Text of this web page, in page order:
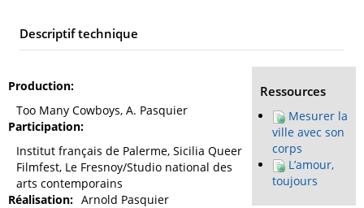
Descriptif technique
Production
Too Many Cowboys, A. Pasquier
Participation
Institut français de Palerme, Sicilia Queer
Filmfest, Le Fresnoy/Studio national des
arts contemporains
Réalisation
Arnold Pasquier
Ressources
Mesurer la
ville avec son
corps
L’amour,
toujours